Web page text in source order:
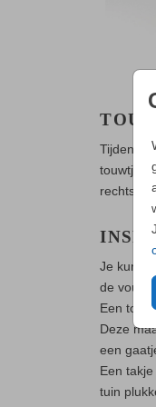
Tijdens
touwtjes.
Je kunt
de vouw
Een
Deze
een
Een
tuin